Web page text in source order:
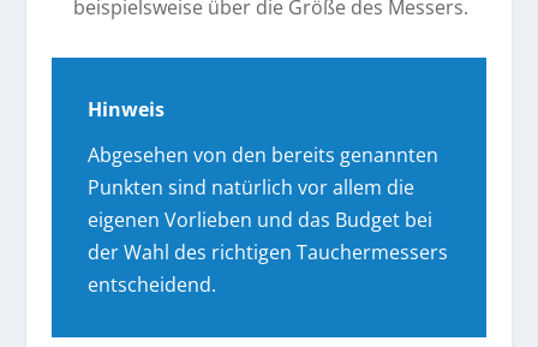
beispielsweise über die Größe des Messers.
Hinweis
Abgesehen von den bereits genannten
Punkten sind natürlich vor allem die
eigenen Vorlieben und das Budget bei
der Wahl des richtigen Tauchermessers
entscheidend.